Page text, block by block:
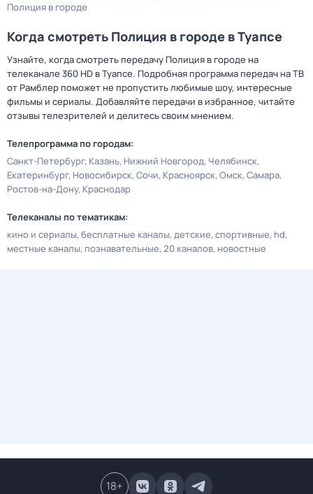
Полиция в городе
Когда смотреть Полиция в городе в Туапсе
Узнайте, когда смотреть передачу Полиция в городе на
телеканале 360 HD в Туапсе. Подробная программа передач на ТВ
от Рамблер поможет не пропустить любимые шоу, интересные
фильмы и сериалы. Добавляйте передачи в избранное, читайте
отзывы телезрителей и делитесь своим мнением.
Телепрограмма по городам:
Санкт-Петербург Казань Нижний Новгород Челябинск
Екатеринбург Новосибирск Сочи Красноярск Омск Самара
Ростов-на-Дону Краснодар
Телеканалы по тематикам:
кино и сериалы бесплатные каналы детские спортивные hd
местные каналы познавательные 20 каналов новостные
18+